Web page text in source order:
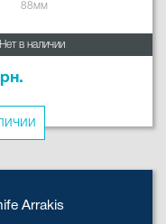
88мм
Нет в наличии
Arrakis